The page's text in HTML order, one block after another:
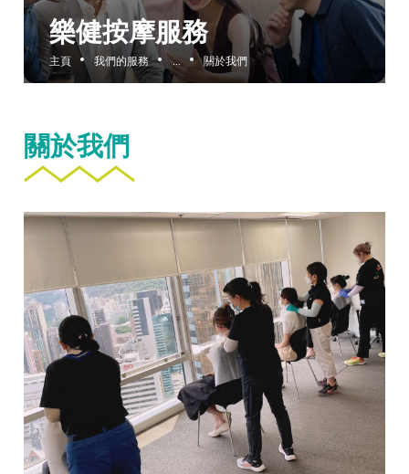
樂健按摩服務
主頁 我們的服務 ... 關於我們
關於我們